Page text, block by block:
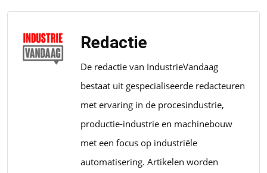
Redactie
De redactie van IndustrieVandaag
bestaat uit gespecialiseerde redacteuren
met ervaring in de procesindustrie,
productie-industrie en machinebouw
met een focus op industriële
automatisering. Artikelen worden